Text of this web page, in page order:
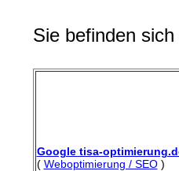
Sie befinden
Google tisa-
( Weboptimierung / SEO)